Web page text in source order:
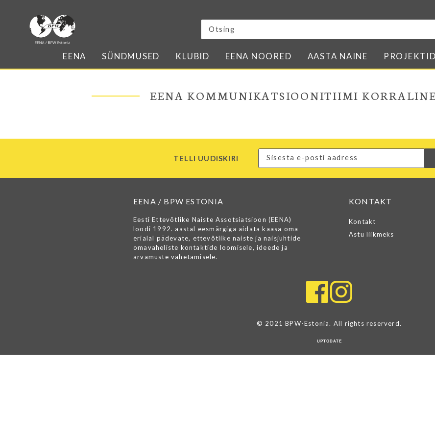
EENA SÜNDMUSED KLUBID EENA NOORED AASTA NAINE PROJEKTID
In English
EENA KOMMUNIKATSIOONITIIMI
TELLI UUDISKIRI
EENA / BPW ESTONIA
Eesti Ettevõtlike Naiste Assotsiatsioon (EENA)
loodi 1992. aastal eesmärgiga aidata kaasa oma
erialal pädevate, ettevõtlike naiste ja naisjuhtide
omavaheliste kontaktide loomisele, ideede ja
arvamuste vahetamisele.
KONTAKT
Kontakt
Astu liikmeks
© 2021 BPW-Estonia. All rights reserverd.
UPTODATE